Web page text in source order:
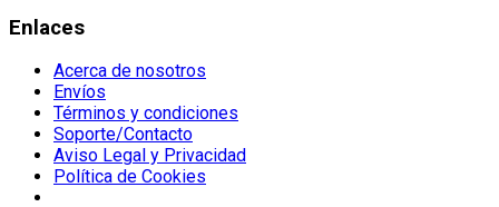
Enlaces
Acerca de nosotros
Envíos
Términos y condiciones
Soporte/Contacto
Aviso Legal y Privacidad
Política de Cookies